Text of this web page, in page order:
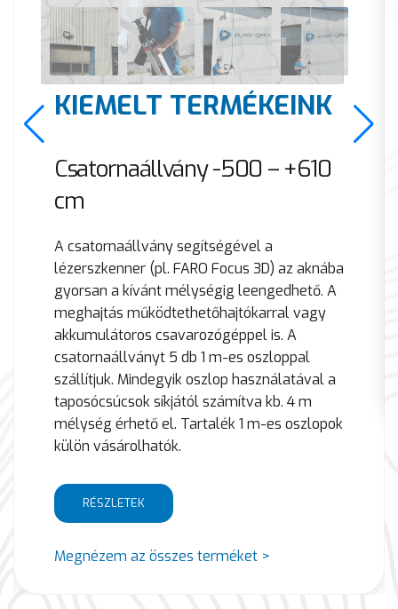
KIEMELT TERMÉKEINK
Csatornaállvány -500 – +610
cm
A csatornaállvány segítségével a
lézerszkenner (pl. FARO Focus 3D) az aknába
gyorsan a kívánt mélységig leengedhető. A
meghajtás működtethetőhajtókarral vagy
akkumulátoros csavarozógéppel is. A
csatornaállványt 5 db 1 m-es oszloppal
szállítjuk. Mindegyik oszlop használatával a
taposócsúcsok síkjától számítva kb. 4 m
mélység érhető el. Tartalék 1 m-es oszlopok
külön vásárolhatók.
RÉSZLETEK
Megnézem az összes terméket >